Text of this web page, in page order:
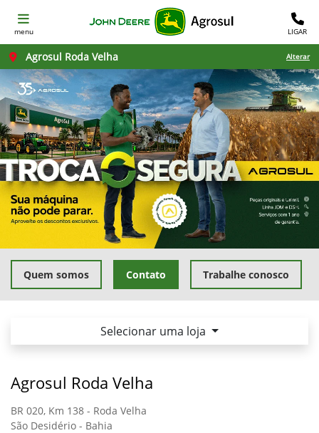
menu LIGAR
Agrosul Roda Velha Alterar
Quem somos Contato Trabalhe conosco
Selecionar uma loja
Agrosul Roda Velha
BR 020, Km 138 - Roda Velha
São Desidério - Bahia